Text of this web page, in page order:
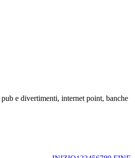
e divertimenti, internet point, banche